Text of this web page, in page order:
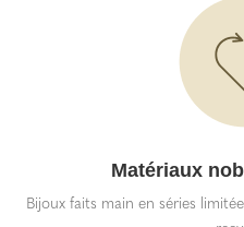
Matériaux
Bijoux faits main en séries